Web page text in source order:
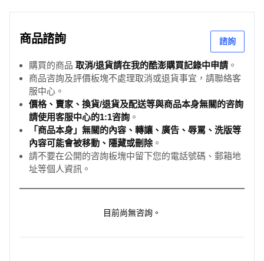
商品諮詢 諮詢
購買的商品 取消/退貨請在我的酷澎購買記錄中申請 。
商品咨詢及評價板塊不處理取消或退貨事宜，請聯絡客
服中心。
價格、賣家、換貨/退貨及配送等與商品本身無關的咨詢
請使用客服中心的1:1咨詢 。
「商品本身」無關的內容、轉讓、廣告、辱罵、洗版等
內容可能會被移動、隱藏或刪除。
請不要在公開的咨詢板塊中留下您的電話號碼、郵箱地
址等個人資訊。
目前尚無咨詢。